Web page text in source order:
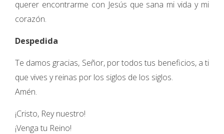
querer encontrarme con Jesús que sana mi vida y mi
corazón.
Despedida
Te damos gracias, Señor, por todos tus beneficios, a ti
que vives y reinas por los siglos de los siglos.
Amén.
¡Cristo, Rey nuestro!
¡Venga tu Reino!